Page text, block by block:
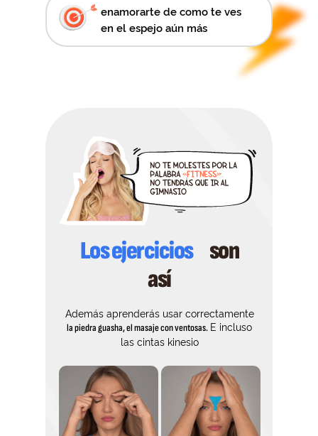
enamorarte de como te ves
en el espejo aún más
Los ejercicios son
así
Además aprenderás usar correctamente
la piedra guasha, el masaje con ventosas. E incluso
las cintas kinesio